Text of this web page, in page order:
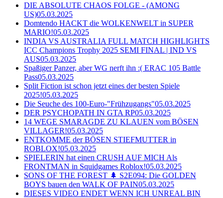
DIE ABSOLUTE CHAOS FOLGE - (AMONG
US)05.03.2025
Domtendo HACKT die WOLKENWELT in SUPER
MARIO!05.03.2025
INDIA VS AUSTRALIA FULL MATCH HIGHLIGHTS
ICC Champions Trophy 2025 SEMI FINAL | IND VS
AUS05.03.2025
Spaßiger Panzer, aber WG nerft ihn :( ERAC 105 Battle
Pass05.03.2025
Split Fiction ist schon jetzt eines der besten Spiele
2025!05.03.2025
Die Seuche des 100-Euro-"Frühzugangs"05.03.2025
DER PSYCHOPATH IN GTA RP05.03.2025
14 WEGE SMARAGDE ZU KLAUEN vom BÖSEN
VILLAGER!05.03.2025
ENTKOMME der BÖSEN STIEFMUTTER in
ROBLOX!05.03.2025
SPIELERIN hat einen CRUSH AUF MICH Als
FRONTMAN in Squidgames Roblox!05.03.2025
SONS OF THE FOREST 🌲 S2E094: Die GOLDEN
BOYS bauen den WALK OF PAIN05.03.2025
DIESES VIDEO ENDET WENN ICH UNREAL BIN